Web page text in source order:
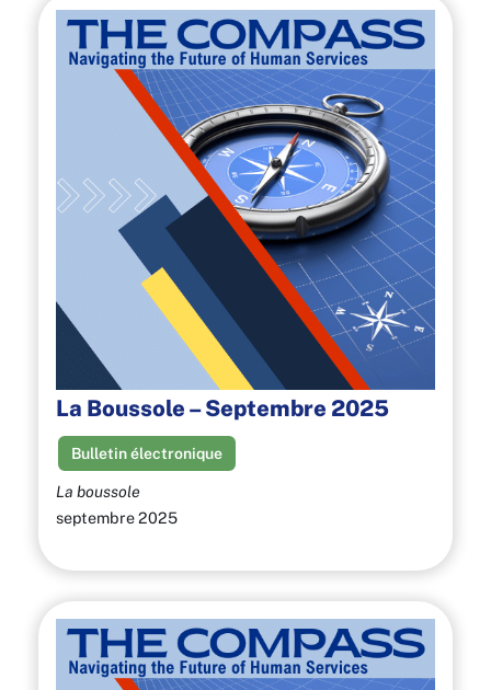
La Boussole – Septembre 2025
Bulletin électronique
La boussole
septembre 2025